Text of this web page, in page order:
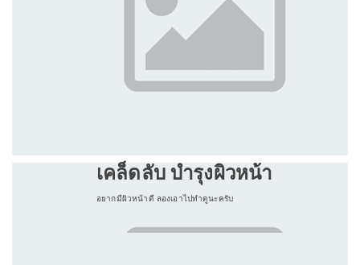
เคล็ดลับ บำรุงผิวหน้า
อยากมีผิวหน้าดี ลองเอาไปทำดูนะครับ